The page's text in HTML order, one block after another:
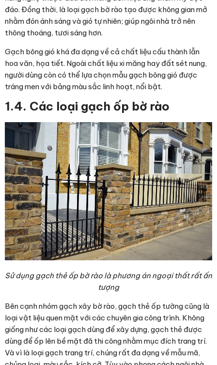
đáo. Đồng thời, là loạigạch bờ rào tạo được không gian mở
nhằm đón ánh sáng và gió tự nhiên; giúp ngôi nhà trở nên
thông thoáng, tươi sáng hơn.
Gạch bông gió khá đa dạng về cả chất liệu cấu thành lẫn
hoa văn, họa tiết. Ngoài chất liệu xi măng hay đất sét nung,
người dùng còn có thể lựa chọn mẫu gạch bông gió được
tráng men với bảng màu sắc linh hoạt, nổi bật.
1.4. Các loại gạch ốp bờ rào
Sử dụng gạch thẻ ốp bờ rào là phương án ngoại thất rất ấn
tượng
Bên cạnh nhómgạch xây bờ rào, gạch thẻ ốp tường cũng là
loại vật liệu quen mặt với các chuyên gia công trình. Không
giống như các loại gạch dùng để xây dựng, gạch thẻ được
dùng để ốp lên bề mặt đã thi công nhằm mục đích trang trí.
Và vì là loại gạch trang trí, chúng rất đa dạng về mẫu mã,